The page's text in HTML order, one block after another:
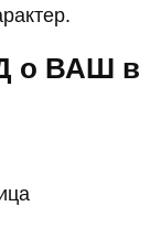
о ВАШ в